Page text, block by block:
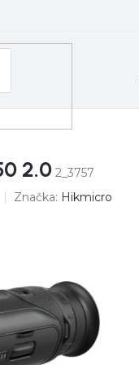
2.0 2_3757
Značka: Hikmicro